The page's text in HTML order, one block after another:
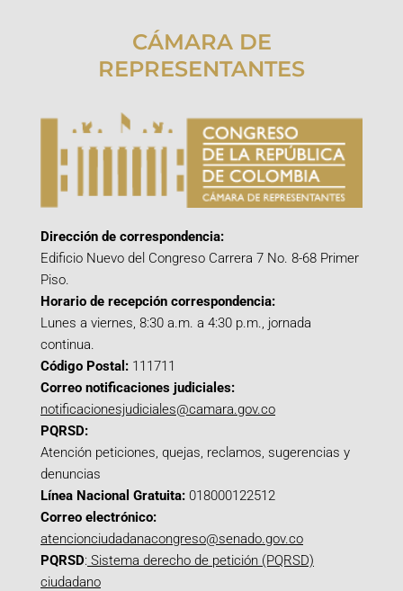
CÁMARA DE
REPRESENTANTES
Dirección de correspondencia:
Edificio Nuevo del Congreso Carrera 7 No. 8-68 Primer
Piso.
Horario de recepción correspondencia:
Lunes a viernes, 8:30 a.m. a 4:30 p.m., jornada
continua.
Código Postal: 111711
Correo notificaciones judiciales:
notificacionesjudiciales@camara.gov.co
PQRSD:
Atención peticiones, quejas, reclamos, sugerencias y
denuncias
Línea Nacional Gratuita: 018000122512
Correo electrónico:
atencionciudadanacongreso@senado.gov.co
PQRSD: Sistema derecho de petición (PQRSD)
ciudadano